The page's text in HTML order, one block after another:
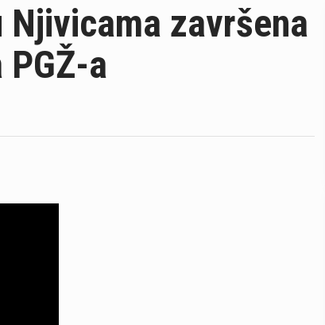
završena
a